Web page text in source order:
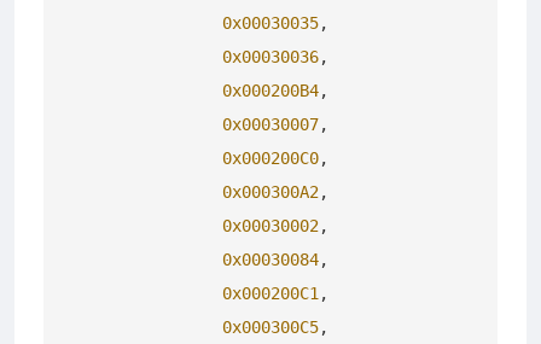
0x00030035,
0x00030036,
0x000200B4,
0x00030007,
0x000200C0,
0x000300A2,
0x00030002,
0x00030084,
0x000200C1 ,
0x000300C5,